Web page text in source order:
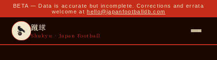
BETA — Data is accurate but incomplete. Corrections and errata
welcome at hello@japanfootballdb.com
蹴球
Shukyu · Japan Football